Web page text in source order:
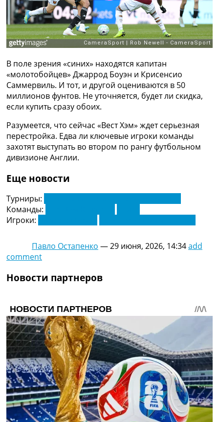
RU
UA
Categories
Главная
Новости футбола
Видео
Трансферы
Новости футбола Украины
Конкурс прогнозов
Логин
Рейтинги
Правила
Турниры
Чемпионат Мира
Украина. Премьер-Лига
Украина. Первая Лига
Лига Чемпионов
Испания. Ла Лига
Таблицы групп Чемпионата Мира
Лига Чемпионов. Таблицы групп
Англия. Премьер-Лига
Испания. Ла Лига
Все таблицы >>>
Рейтинги
Рейтинг стран УЕФА
Рейтинг клубов УЕФА
Рейтинг ФИФА
ТВ программа
В поле зрения «синих» находятся капитан
«молотобойцев» Джаррод Боуэн и Крисенсио
Саммервиль. И тот, и другой оцениваются в 50
миллионов фунтов. Не уточняется, будет ли скидка,
если купить сразу обоих.
Разумеется, что сейчас «Вест Хэм» ждет серьезная
перестройка. Едва ли ключевые игроки команды
захотят выступать во втором по рангу футбольном
дивизионе Англии.
Еще новости
Турниры:
Команды:
Игроки:
Павло Остапенко —29 июня, 2026, 14:34add
comment
Новости партнеров